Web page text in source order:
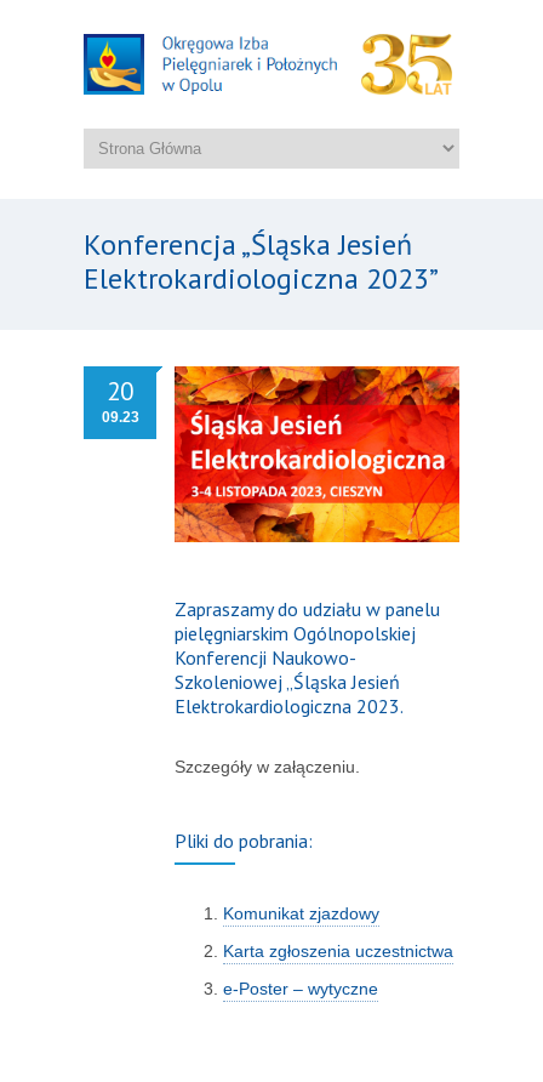
Konferencja „Śląska Jesień
Elektrokardiologiczna 2023”
20
09.23
Zapraszamy do udziału w panelu
pielęgniarskim Ogólnopolskiej
Konferencji Naukowo-
Szkoleniowej „Śląska Jesień
Elektrokardiologiczna 2023.
Szczegóły w załączeniu.
Pliki do pobrania:
Komunikat zjazdowy
Karta zgłoszenia uczestnictwa
e-Poster – wytyczne